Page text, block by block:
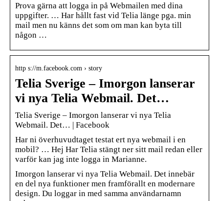
Prova gärna att logga in på Webmailen med dina
uppgifter. … Har hållt fast vid Telia länge pga. min
mail men nu känns det som om man kan byta till
någon …
http s://m.facebook.com › story
Telia Sverige – Imorgon lanserar
vi nya Telia Webmail. Det…
Telia Sverige – Imorgon lanserar vi nya Telia
Webmail. Det… | Facebook
Har ni överhuvudtaget testat ert nya webmail i en
mobil? … Hej Har Telia stängt ner sitt mail redan eller
varför kan jag inte logga in Marianne.
Imorgon lanserar vi nya Telia Webmail. Det innebär
en del nya funktioner men framförallt en modernare
design. Du loggar in med samma användarnamn